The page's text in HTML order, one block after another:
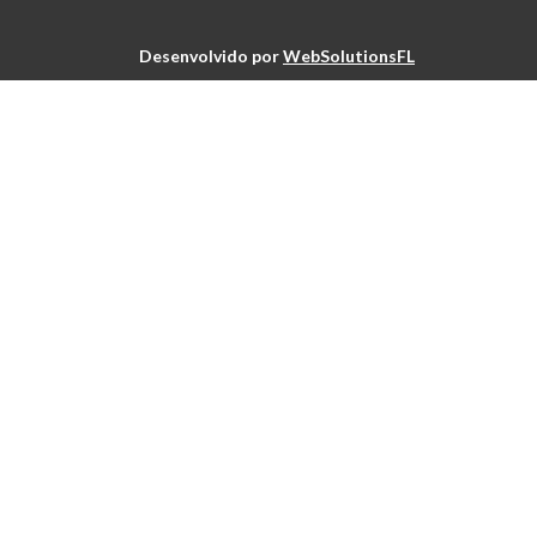
Desenvolvido porWebSolutionsFL